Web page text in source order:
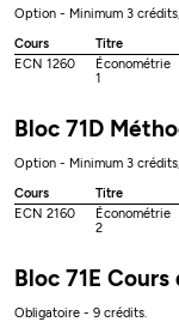
Option - Minimum 3
Cours
Titre
ECN 1260
Économétrie
1
Bloc 71D
Option - Minimum 3
Cours
Titre
ECN 2160
Économétrie
2
Bloc 71E
Obligatoire - 9 crédits.